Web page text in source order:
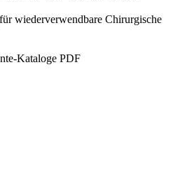
wiederverwendbare Chirurgische
Kataloge PDF